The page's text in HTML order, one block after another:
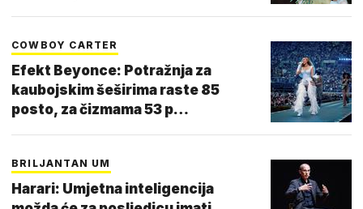
COWBOY CARTER
Efekt Beyonce: Potražnja za
kaubojskim šeširima raste 85
posto, za čizmama 53 p…
BRILJANTAN UM
Harari: Umjetna inteligencija